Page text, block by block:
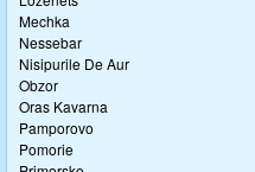
Mechka
Nessebar
Nisipurile De Aur
Obzor
Oras Kavarna
Pamporovo
Pomorie